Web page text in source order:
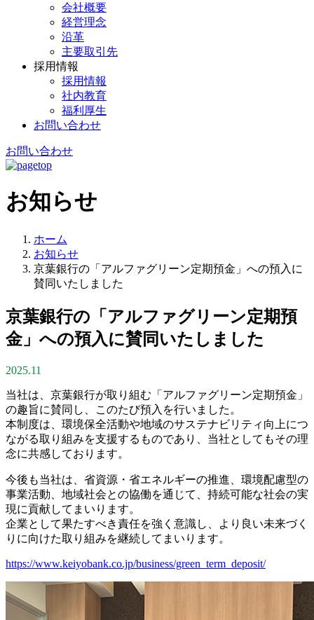
会社概要
経営理念
沿革
主要取引先
採用情報
採用情報
社内教育
福利厚生
お問い合わせ
お問い合わせ
お知らせ
ホーム
お知らせ
京葉銀行の「アルファグリーン定期預金」への預入に
賛同いたしました
京葉銀行の「アルファグリーン定期預
金」への預入に賛同いたしました
2025.11
当社は、京葉銀行が取り組む「アルファグリーン定期預金」
の趣旨に賛同し、このたび預入を行いました。
本制度は、環境保全活動や地域のサステナビリティ向上につ
ながる取り組みを支援するものであり、当社としてもその理
念に共感しております。
今後も当社は、省資源・省エネルギーの推進、環境配慮型の
事業活動、地域社会との協働を通じて、持続可能な社会の実
現に貢献してまいります。
企業として果たすべき責任を強く意識し、より良い未来づく
りに向けた取り組みを継続してまいります。
https://www.keiyobank.co.jp/business/green_term_deposit/